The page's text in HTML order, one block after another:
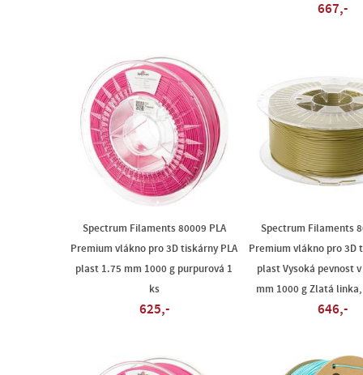
667,-
Spectrum Filaments 80009 PLA
Premium vlákno pro 3D tiskárny PLA
plast 1.75 mm 1000 g purpurová 1
ks
625,-
Spectrum Filaments
Premium vlákno pro 3D
plast Vysoká pevnost
mm 1000 g Zlatá
646,-